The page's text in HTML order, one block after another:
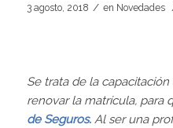
3 agosto, 2018 / en Novedades
Se trata de la
renovar la matrícula, para
de Seguros. Al ser una